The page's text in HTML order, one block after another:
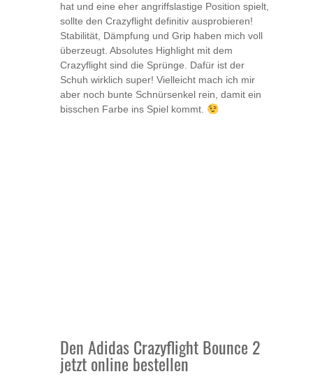
hat und eine eher angriffslastige Position spielt,
sollte den Crazyflight definitiv ausprobieren!
Stabilität, Dämpfung und Grip haben mich voll
überzeugt. Absolutes Highlight mit dem
Crazyflight sind die Sprünge. Dafür ist der
Schuh wirklich super! Vielleicht mach ich mir
aber noch bunte Schnürsenkel rein, damit ein
bisschen Farbe ins Spiel kommt.
Den Adidas Crazyflight Bounce 2
jetzt online bestellen